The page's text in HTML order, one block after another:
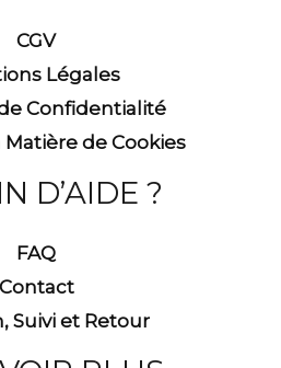
CGV
Légales
Confidentialité
de Cookies
D’AIDE ?
FAQ
Contact
Suivi et Retour